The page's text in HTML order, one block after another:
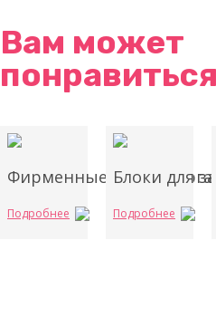
Вам может
понравиться
Фирменные бланки
Подробнее
Блоки для
Подробнее